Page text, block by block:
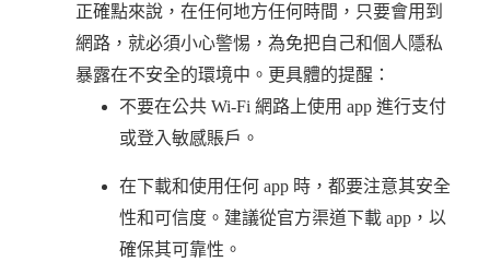
正確點來說，在任何地方任何時間，只要會用到
網路，就必須小心警惕，為免把自己和個人隱私
暴露在不安全的環境中。更具體的提醒：
不要在公共 Wi-Fi 網路上使用 app 進行支付
或登入敏感賬戶。
在下載和使用任何 app 時，都要注意其安全
性和可信度。建議從官方渠道下載 app，以
確保其可靠性。